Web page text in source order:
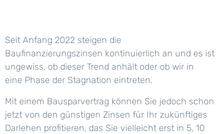
Seit Anfang 2022 steigen die
Baufinanzierungszinsen kontinuierlich an und es ist
ungewiss, ob dieser Trend anhält oder ob wir in
eine Phase der Stagnation eintreten.
Mit einem Bausparvertrag können Sie jedoch schon
jetzt von den günstigen Zinsen für Ihr zukünftiges
Darlehen profitieren, das Sie vielleicht erst in 5, 10